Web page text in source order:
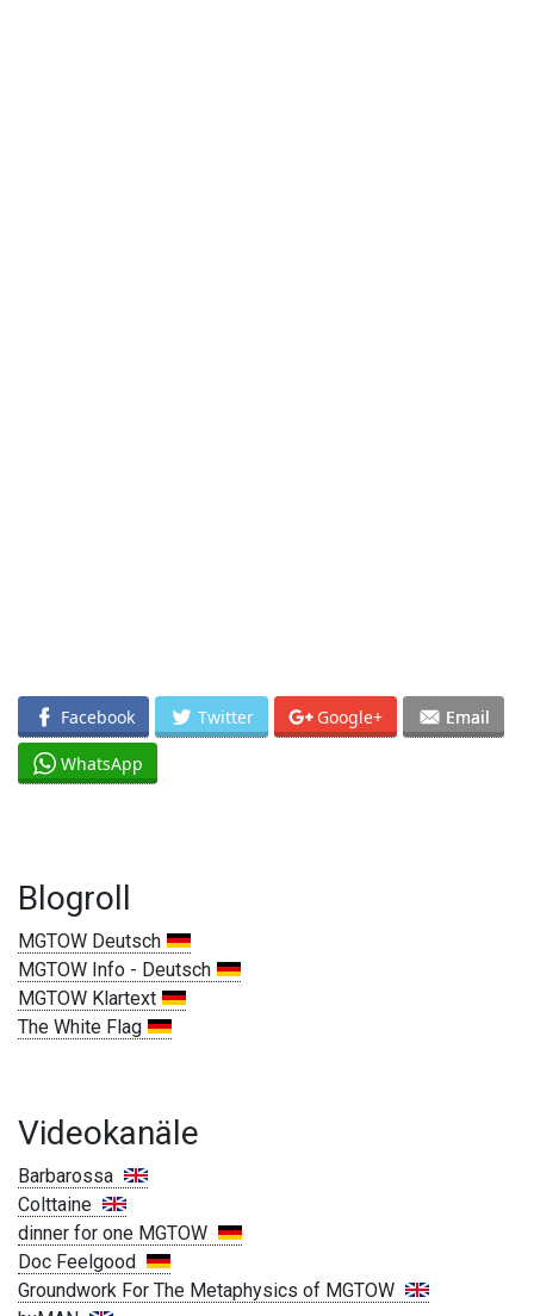
Facebook Twitter Google+ Email
WhatsApp
Blogroll
MGTOW Deutsch
MGTOW Info - Deutsch
MGTOW Klartext
The White Flag
Videokanäle
Barbarossa
Colttaine
dinner for one MGTOW
Doc Feelgood
Groundwork For The Metaphysics of MGTOW